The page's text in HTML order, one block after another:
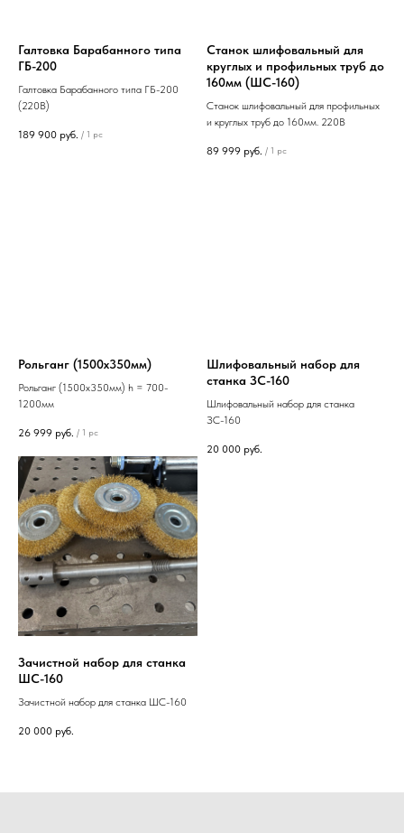
Галтовка Барабанного типа
ГБ-200
Галтовка Барабанного типа ГБ-200
(220В)
189 900 руб. / 1 pc
Станок шлифовальный для
круглых и профильных труб до
160мм (ШС-160)
Станок шлифовальный для профильных
и круглых труб до 160мм. 220В
89 999 руб. / 1 pc
Рольганг (1500х350мм)
Рольганг (1500х350мм) h = 700-
1200мм
26 999 руб. / 1 pc
Шлифовальный набор для
станка ЗС-160
Шлифовальный набор для станка
ЗС-160
20 000 руб.
Зачистной набор для станка
ШС-160
Зачистной набор для станка ШС-160
20 000 руб.